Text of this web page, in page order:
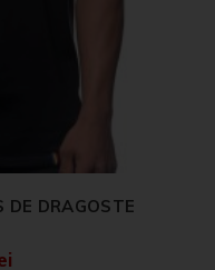
DRAGOSTE